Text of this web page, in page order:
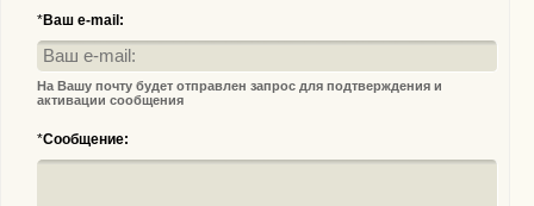
*Ваш e-mail:
На Вашу почту будет отправлен запрос для подтверждения и
активации сообщения
*Сообщение: